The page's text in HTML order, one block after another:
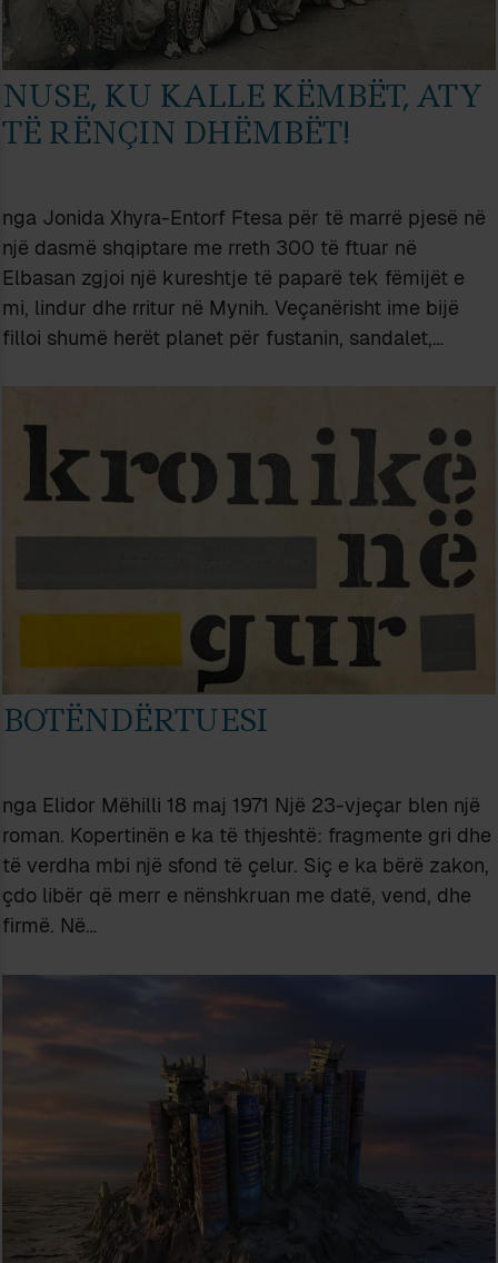
NUSE, KU KALLE KËMBËT, ATY
TË RËNÇIN DHËMBËT!
nga Jonida Xhyra-Entorf Ftesa për të marrë pjesë në
një dasmë shqiptare me rreth 300 të ftuar në
Elbasan zgjoi një kureshtje të paparë tek fëmijët e
mi, lindur dhe rritur në Mynih. Veçanërisht ime bijë
filloi shumë herët planet për fustanin, sandalet,…
BOTËNDËRTUESI
nga Elidor Mëhilli 18 maj 1971 Një 23-vjeçar blen një
roman. Kopertinën e ka të thjeshtë: fragmente gri dhe
të verdha mbi një sfond të çelur. Siç e ka bërë zakon,
çdo libër që merr e nënshkruan me datë, vend, dhe
firmë. Në…